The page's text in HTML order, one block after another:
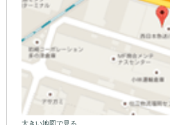
大きい地図で見る